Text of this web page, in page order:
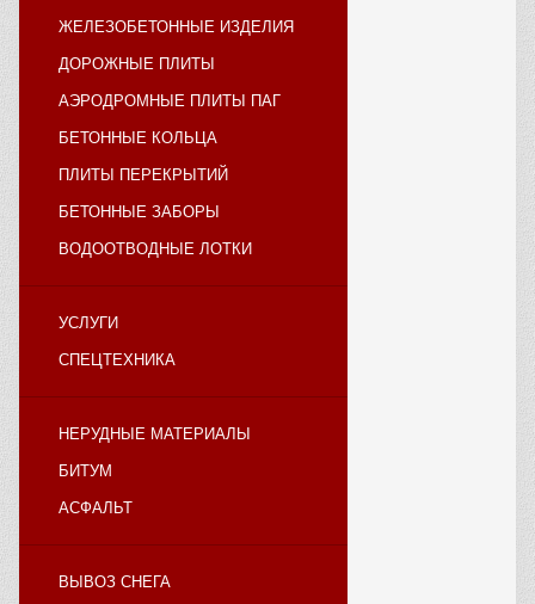
ЖЕЛЕЗОБЕТОННЫЕ ИЗДЕЛИЯ
ДОРОЖНЫЕ ПЛИТЫ
АЭРОДРОМНЫЕ ПЛИТЫ ПАГ
БЕТОННЫЕ КОЛЬЦА
ПЛИТЫ ПЕРЕКРЫТИЙ
БЕТОННЫЕ ЗАБОРЫ
ВОДООТВОДНЫЕ ЛОТКИ
УСЛУГИ
СПЕЦТЕХНИКА
НЕРУДНЫЕ МАТЕРИАЛЫ
БИТУМ
АСФАЛЬТ
ВЫВОЗ СНЕГА